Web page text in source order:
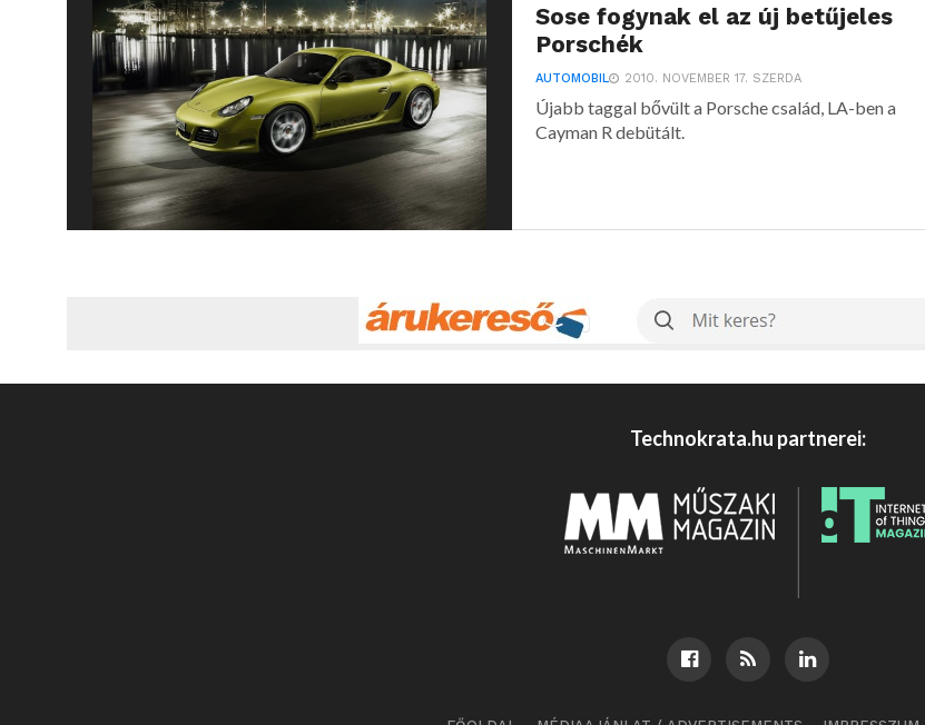
Sose fogynak el az új betűjeles
Porschék
AUTOMOBIL 2010. NOVEMBER 17. SZERDA
Újabb taggal bővült a Porsche család, LA-ben a
Cayman R debütált.
Technokrata.hu partnerei: